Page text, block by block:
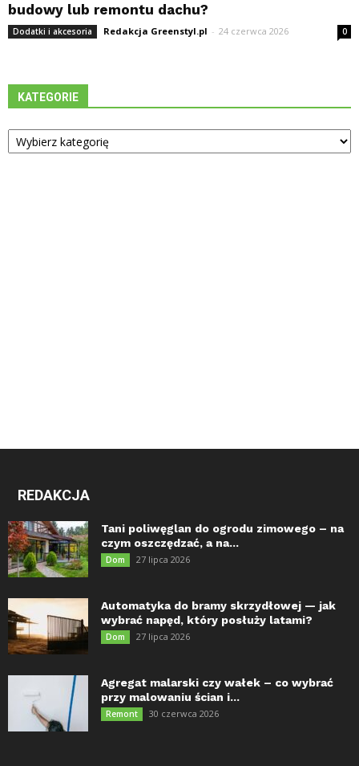
budowy lub remontu dachu?
Dodatki i akcesoria Redakcja Greenstyl.pl - 24 czerwca 2026 0
KATEGORIE
Kategorie
REDAKCJA
Tani poliwęglan do ogrodu zimowego – na
czym oszczędzać, a na...
Dom 27 lipca 2026
Automatyka do bramy skrzydłowej — jak
wybrać napęd, który posłuży latami?
Dom 27 lipca 2026
Agregat malarski czy wałek – co wybrać
przy malowaniu ścian i...
Remont 30 czerwca 2026